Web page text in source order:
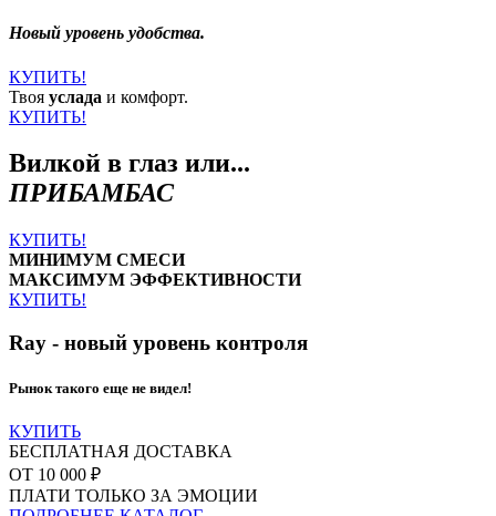
Новый уровень удобства.
КУПИТЬ!
Твоя услада и комфорт.
КУПИТЬ!
Вилкой в глаз или...
ПРИБАМБАС
КУПИТЬ!
МИНИМУМ СМЕСИ
МАКСИМУМ ЭФФЕКТИВНОСТИ
КУПИТЬ!
Ray - новый уровень контроля
Рынок такого еще не видел!
КУПИТЬ
БЕСПЛАТНАЯ ДОСТАВКА
ОТ 10 000 ₽
ПЛАТИ ТОЛЬКО ЗА ЭМОЦИИ